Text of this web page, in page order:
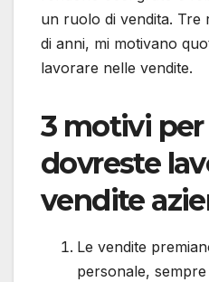
un ruolo di vendita. Tre
di anni, mi motivano
lavorare nelle vendite.
3 motivi
dovreste
vendite
Le vendite
personale,